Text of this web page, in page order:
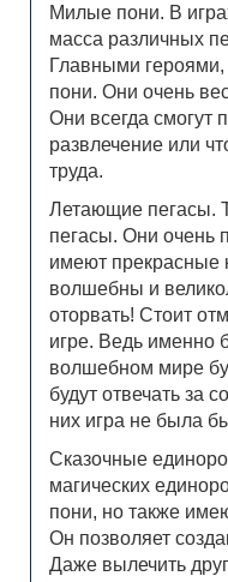
Милые пони. В
масса различных
Главными героями,
пони. Они очень
Они всегда смогут
развлечение или
труда.
Летающие пегасы.
пегасы. Они очень
имеют прекрасные
волшебны и
оторвать! Стоит
игре. Ведь именно
волшебном мире
будут отвечать за
них игра не была
Сказочные
магических
пони, но также
Он позволяет
Даже вылечить